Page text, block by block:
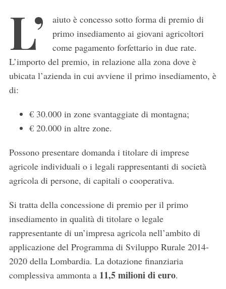
L’
aiuto è concesso sotto forma di premio di
primo insediamento ai giovani agricoltori
come pagamento forfettario in due rate.
L’importo del premio, in relazione alla zona dove è
ubicata l’azienda in cui avviene il primo insediamento, è
di:
€ 30.000 in zone svantaggiate di montagna;
€ 20.000 in altre zone.
Possono presentare domanda i titolare di imprese
agricole individuali o i legali rappresentanti di società
agricola di persone, di capitali o cooperativa.
Si tratta della concessione di premio per il primo
insediamento in qualità di titolare o legale
rappresentante di un’impresa agricola nell’ambito di
applicazione del Programma di Sviluppo Rurale 2014-
2020 della Lombardia. La dotazione finanziaria
complessiva ammonta a 11,5 milioni di euro.